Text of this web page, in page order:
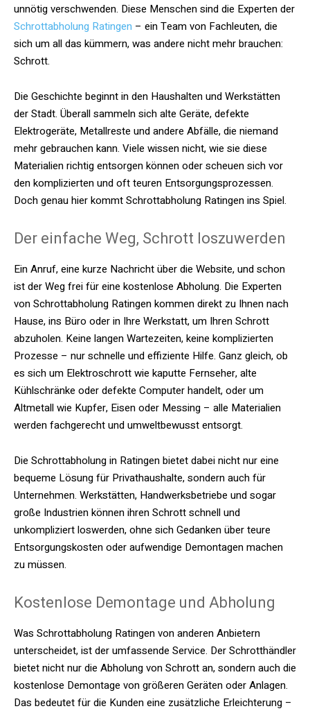
unnötig verschwenden. Diese Menschen sind die Experten der
Schrottabholung Ratingen – ein Team von Fachleuten, die
sich um all das kümmern, was andere nicht mehr brauchen:
Schrott.
Die Geschichte beginnt in den Haushalten und Werkstätten
der Stadt. Überall sammeln sich alte Geräte, defekte
Elektrogeräte, Metallreste und andere Abfälle, die niemand
mehr gebrauchen kann. Viele wissen nicht, wie sie diese
Materialien richtig entsorgen können oder scheuen sich vor
den komplizierten und oft teuren Entsorgungsprozessen.
Doch genau hier kommt Schrottabholung Ratingen ins Spiel.
Der einfache Weg, Schrott loszuwerden
Ein Anruf, eine kurze Nachricht über die Website, und schon
ist der Weg frei für eine kostenlose Abholung. Die Experten
von Schrottabholung Ratingen kommen direkt zu Ihnen nach
Hause, ins Büro oder in Ihre Werkstatt, um Ihren Schrott
abzuholen. Keine langen Wartezeiten, keine komplizierten
Prozesse – nur schnelle und effiziente Hilfe. Ganz gleich, ob
es sich um Elektroschrott wie kaputte Fernseher, alte
Kühlschränke oder defekte Computer handelt, oder um
Altmetall wie Kupfer, Eisen oder Messing – alle Materialien
werden fachgerecht und umweltbewusst entsorgt.
Die Schrottabholung in Ratingen bietet dabei nicht nur eine
bequeme Lösung für Privathaushalte, sondern auch für
Unternehmen. Werkstätten, Handwerksbetriebe und sogar
große Industrien können ihren Schrott schnell und
unkompliziert loswerden, ohne sich Gedanken über teure
Entsorgungskosten oder aufwendige Demontagen machen
zu müssen.
Kostenlose Demontage und Abholung
Was Schrottabholung Ratingen von anderen Anbietern
unterscheidet, ist der umfassende Service. Der Schrotthändler
bietet nicht nur die Abholung von Schrott an, sondern auch die
kostenlose Demontage von größeren Geräten oder Anlagen.
Das bedeutet für die Kunden eine zusätzliche Erleichterung –